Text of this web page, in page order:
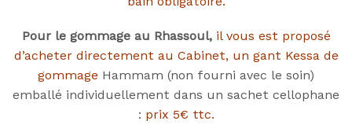
Pour le gommage au Rhassoul, il vous est proposé
d’acheter directement au Cabinet, un gant Kessa de
gommage Hammam (non fourni avec le soin)
emballé individuellement dans un sachet cellophane
: prix 5€ ttc.